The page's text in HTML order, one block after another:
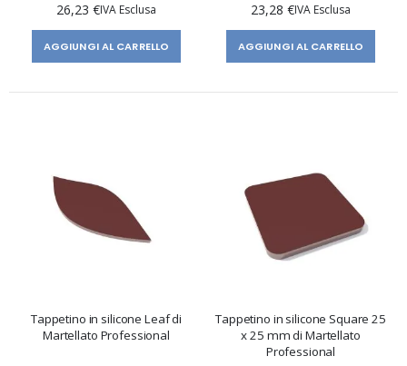
26,23 €
AGGIUNGI AL CARRELLO
23,28 €
AGGIUNGI AL CARRELLO
Tappetino in silicone Leaf di
Martellato Professional
Tappetino in silicone Square 25
x 25 mm di Martellato
Professional